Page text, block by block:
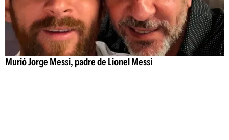
Murió Jorge Messi, padre de Lionel Messi